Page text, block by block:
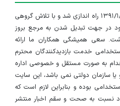
سایت ایران استخدام در تاریخ ۱۳۹۱/۱/۱۰ راه اندازی شد و با تلاش گروهی
در جهت تبدیل شدن به مرجع بروز
سعی همیشگی همکاران ما ارائه
خدمت بازدیدکنندگان محترم
به صورت مستقل و خصوصی اداره
سازمان دولتی نمی باشد، این سایت
بوده و بنابراین لازم است که
نسبت به صحت و سقم اخبار منتشر